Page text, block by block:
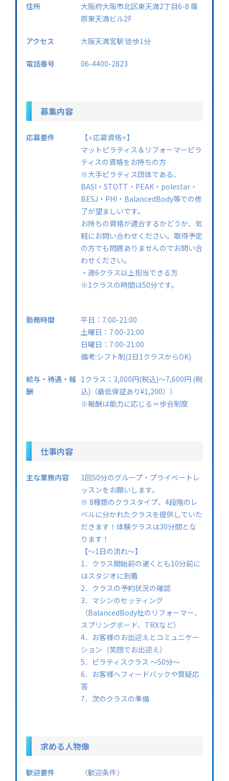
住所
大阪府大阪市北区東天満2丁目6-8 篠
原東天満ビル2F
アクセス 大阪天満宮駅 徒歩1分
電話番号 06-4400-2823
募集内容
応募要件
【⭐️応募資格⭐️】
マットピラティス＆リフォーマーピラ
ティスの資格をお持ちの方
※大手ピラティス団体である、
BASI・STOTT・PEAK・polestar・
BESJ・PHI・BalancedBody等での修
了が望ましいです。
お持ちの資格が適合するかどうか、気
軽にお問い合わせください。取得予定
の方でも問題ありませんのでお問い合
わせください。
・週6クラス以上担当できる方
※1クラスの時間は50分です。
勤務時間
平日：7:00-21:00
土曜日：7:00-21:00
日曜日：7:00-21:00
備考:シフト制(1⽇1クラスからOK)
給与・待遇・報
酬
1クラス：3,000円(税込)〜7,600円 (税
込)（最低保証あり¥1,200））
※報酬は能力に応じる＝歩合制度
仕事内容
主な業務内容
1回50分のグループ・プライベートレ
ッスンをお願いします。
※ 8種類のクラスタイプ、4段階のレ
ベルに分かれたクラスを提供していた
だきます！体験クラスは30分間とな
ります！
【〜1日の流れ〜】
1．クラス開始前の遅くとも10分前に
はスタジオに到着
2．クラスの予約状況の確認
3．マシンのセッティング
（BalancedBody社のリフォーマー、
スプリングボード、TRXなど）
4．お客様のお出迎えとコミュニケー
ション（笑顔でお出迎え）
5．ピラティスクラス 〜50分〜
6．お客様へフィードバックや質疑応
答
7．次のクラスの準備
求める人物像
歓迎要件
〈歓迎条件〉